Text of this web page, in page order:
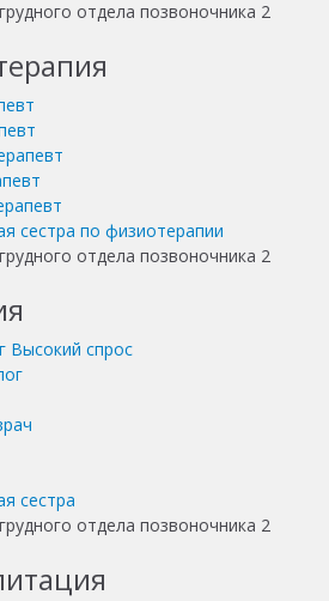
сестра по физиотерапии
Высокий спрос
сестра